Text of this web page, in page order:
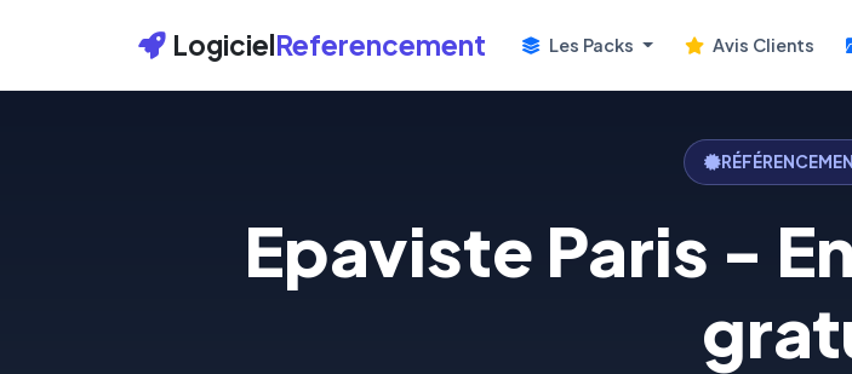
LogicielReferencement Les Packs Avis Clients
Epaviste Paris -